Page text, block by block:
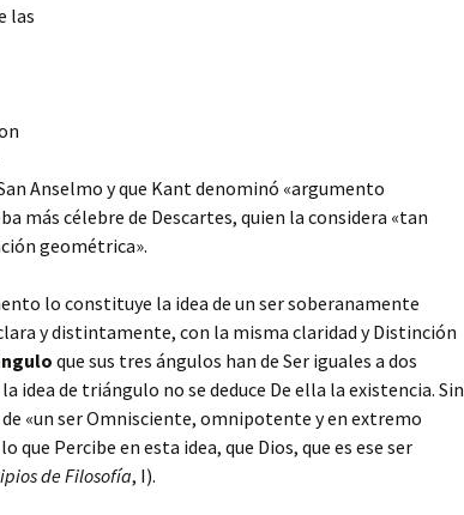
las
Anselmo y que Kant denominó «argumento
más célebre de Descartes, quien la considera «tan
geométrica».
lo constituye la idea de un ser soberanamente
y distintamente, con la misma claridad y Distinción
que sus tres ángulos han de Ser iguales a dos
idea de triángulo no se deduce De ella la existencia. Sin
«un ser Omnisciente, omnipotente y en extremo
Percibe en esta idea, que Dios, que es ese ser
de Filosofía, I).